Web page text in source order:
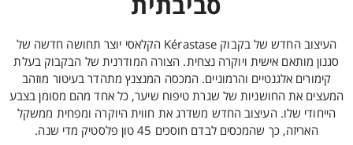
העיצוב החדש של בקבוק Kérastase הקלאסי יוצר תחושה חדשה של
סגנון מותאם אישית ויוקרה נצחית. הצורה המודרנית של הבקבוק בעלת
קימורים אלגנטיים והרמוניים. המכסה המנצנץ מתהדר בעיטור מוזהב
המעצים את החושניות של שגרת טיפוח שיער, כל אחד מהם מסומן בצבע
הייחודי שלו. העיצוב החדש משדרג את חווית היוקרה ומפחית ממשקל
האריזה, כך שהמכסים לבדם חוסכים 45 טון פלסטיק מדי שנה.